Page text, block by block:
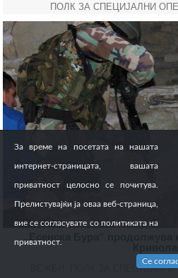
ПОЛК ЗА СПЕЦИЈАЛНИ
ПОЛК ЗА
За време на посетата на нашата
интернет-страницата, вашата
приватност целосно се почитува.
Прелистувајќи ја оваа веб-страница,
вие се согласувате со политиката на
приватност.
Се